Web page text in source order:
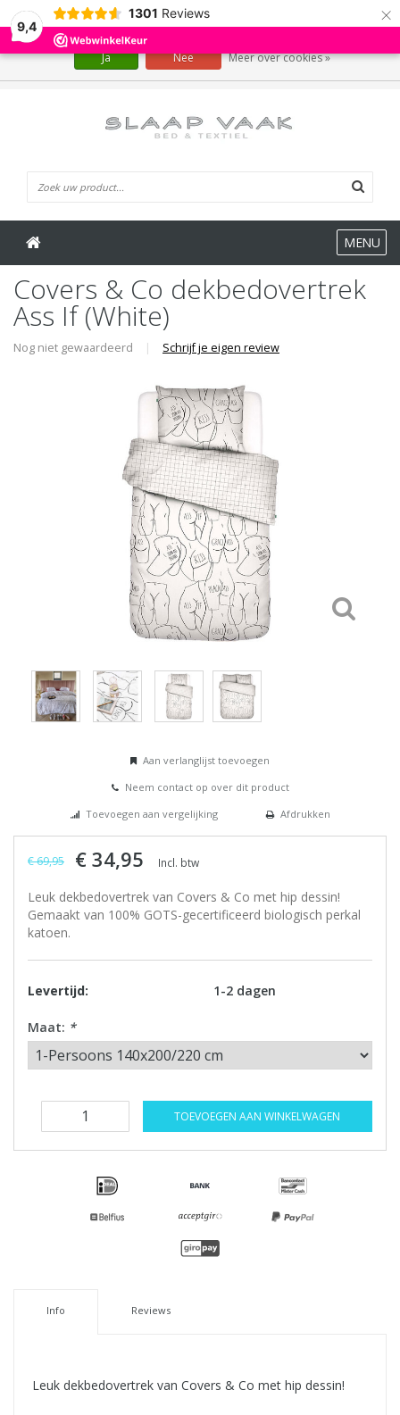
9,4
1301 Reviews ×
MENU
Covers & Co dekbedovertrek
Ass If (White)
Nog niet gewaardeerd | Schrijf je eigen review
Aan verlanglijst toevoegen
Neem contact op over dit product
Toevoegen aan vergelijking
Afdrukken
€ 69,95 € 34,95 Incl. btw
Leuk dekbedovertrek van Covers & Co met hip dessin!
Gemaakt van 100% GOTS-gecertificeerd biologisch perkal
katoen.
Levertijd: 1-2 dagen
Maat: *
TOEVOEGEN AAN WINKELWAGEN
Info Reviews
Leuk dekbedovertrek van Covers & Co met hip dessin!
Wij slaan cookies op om onze website te verbeteren. Is dat akkoord?
Ja Nee Meer over cookies »